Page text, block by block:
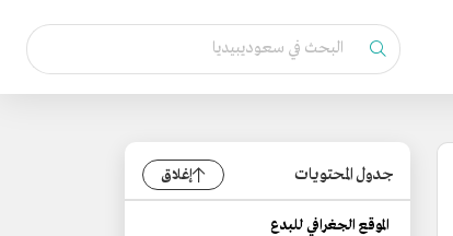
جدول المحتويات إغلاق
الموقع الجغرافي للبدع